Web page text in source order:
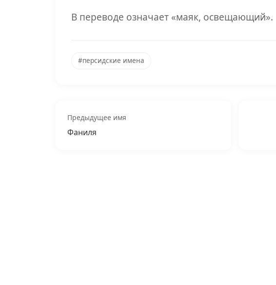
В переводе означает «маяк, освещающий».
#персидские имена
Предыдущее имя
Фаниля